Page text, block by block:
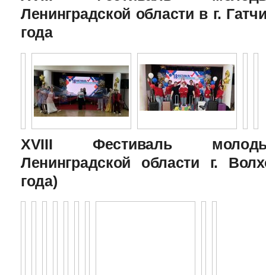
Ленинградской области в г.
года
XVIII Фестиваль
Ленинградской области г.
года)